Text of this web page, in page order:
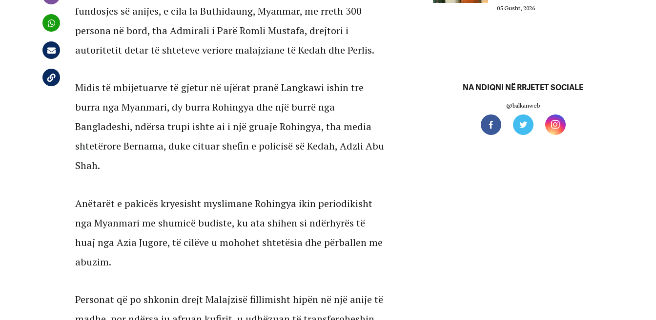
fundosjes së anijes, e cila la Buthidaung, Myanmar, me rreth 300
persona në bord, tha Admirali i Parë Romli Mustafa, drejtori i
autoritetit detar të shteteve veriore malajziane të Kedah dhe Perlis.
Midis të mbijetuarve të gjetur në ujërat pranë Langkawi ishin tre
burra nga Myanmari, dy burra Rohingya dhe një burrë nga
Bangladeshi, ndërsa trupi ishte ai i një gruaje Rohingya, tha media
shtetërore Bernama, duke cituar shefin e policisë së Kedah, Adzli Abu
Shah.
Anëtarët e pakicës kryesisht myslimane Rohingya ikin periodikisht
nga Myanmari me shumicë budiste, ku ata shihen si ndërhyrës të
huaj nga Azia Jugore, të cilëve u mohohet shtetësia dhe përballen me
abuzim.
Personat që po shkonin drejt Malajzisë fillimisht hipën në një anije të
05 Gusht, 2026 05 Gusht, 2026
NA NDIQNI NË RRJETET SOCIALE
@balkanweb